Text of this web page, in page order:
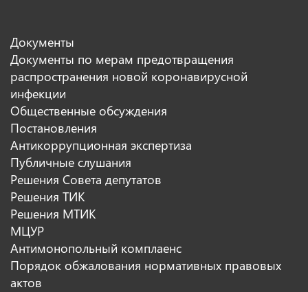
Документы
Документы по мерам предотвращения
распространения новой коронавирусной
инфекции
Общественные обсуждения
Постановления
Антикоррупционная экспертиза
Публичные слушания
Решения Совета депутатов
Решения ТИК
Решения МТИК
МЦУР
Антимонопольный комплаенс
Порядок обжалования нормативных правовых
актов